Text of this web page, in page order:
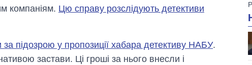
компаніям. Цю справу розслідують детективи
підозрою у пропозиції хабара детективу НАБУ.
застави. Ці гроші за нього внесли і